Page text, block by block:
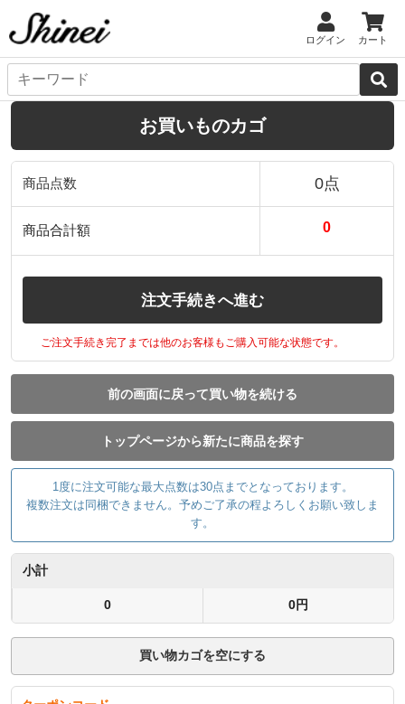
ログイン カート
お買いものカゴ
商品点数 0点
商品合計額 0
注文手続きへ進む
ご注文手続き完了までは他のお客様もご購入可能な状態です。
前の画面に戻って買い物を続ける
トップページから新たに商品を探す
1度に注文可能な最大点数は30点までとなっております。
複数注文は同梱できません。予めご了承の程よろしくお願い致しま
す。
小計
0 0円
買い物カゴを空にする